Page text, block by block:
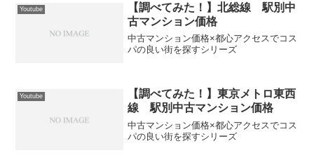
Youtube
【調べてみた！】北総線 駅別中
古マンション価格
中古マンション価格×都心アクセスでコス
パの良い街を探すシリーズ
Youtube
【調べてみた！】東京メトロ東西
線 駅別中古マンション価格
中古マンション価格×都心アクセスでコス
パの良い街を探すシリーズ